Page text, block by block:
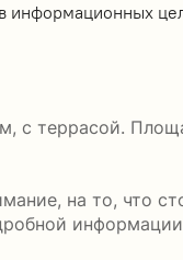
информационных
с террасой.
на то, что